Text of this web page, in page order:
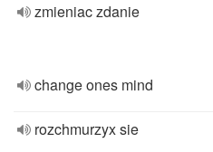
zmieniac zdanie
change ones mind
rozchmurzyx sie